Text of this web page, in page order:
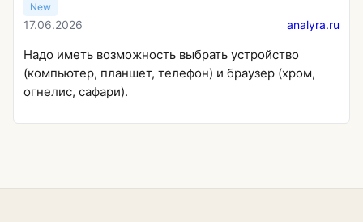
New
17.06.2026 analyra.ru
Надо иметь возможность выбрать устройство
(компьютер, планшет, телефон) и браузер (хром,
огнелис, сафари).